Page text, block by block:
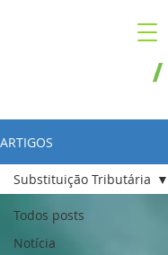
ARTIGOS
Todos posts
Notícia
Substituição Tributária